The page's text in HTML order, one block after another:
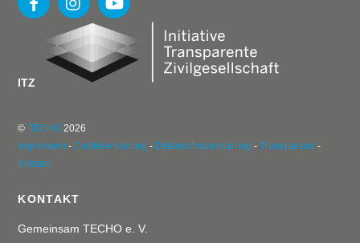
ITZ
©TECHO 2026
Impressum -Cookieerklärung - Datenschutzerklärung -Transparenz -
Kontakt
KONTAKT
Gemeinsam TECHO e. V.